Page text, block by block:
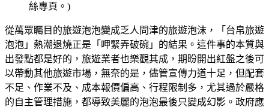
絲專頁。)
從萬眾矚目的旅遊泡泡變成乏人問津的旅遊泡沫，「台帛旅遊
泡泡」熱潮退燒正是「呷緊弄破碗」的結果。這件事的本質與
出發點都是好的，旅遊業者也樂觀其成，期盼開出紅盤之後可
以帶動其他旅遊市場，無奈的是，儘管宣傳力道十足，但配套
不足、作業不及、成本報價偏高、行程限制多，尤其過於嚴格
的自主管理措施，都導致美麗的泡泡最後只變成幻影。政府應